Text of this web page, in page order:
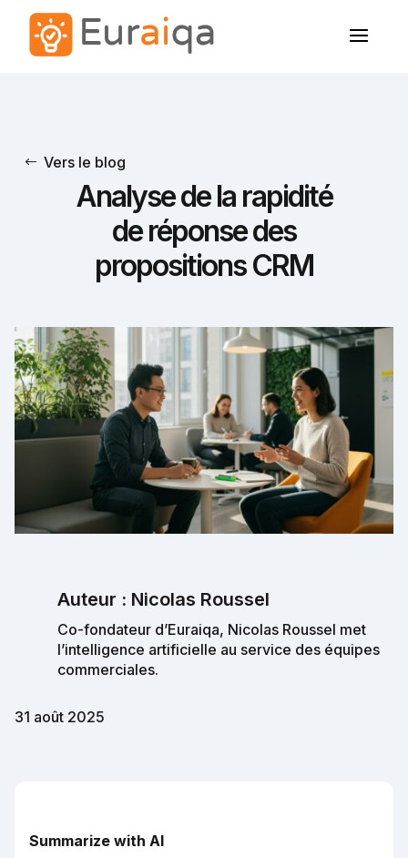
Vers le blog
Analyse de la rapidité
de réponse des
propositions CRM
Auteur : Nicolas Roussel
Co-fondateur d’Euraiqa, Nicolas Roussel met
l’intelligence artificielle au service des équipes
commerciales.
31 août 2025
Summarize with AI